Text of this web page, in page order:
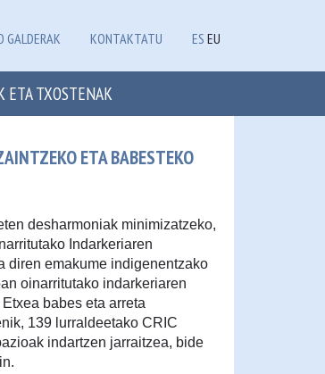
GALDERAK KONTAKTATU ES EU
ETA TXOSTENAK
ETA BABESTEKO
desharmoniak minimizatzeko,
Indarkeriaren
diren emakume indigenentzako
oinarritutako indarkeriaren
babes eta arreta
139 lurraldeetako CRIC
indartzen jarraitzea, bide